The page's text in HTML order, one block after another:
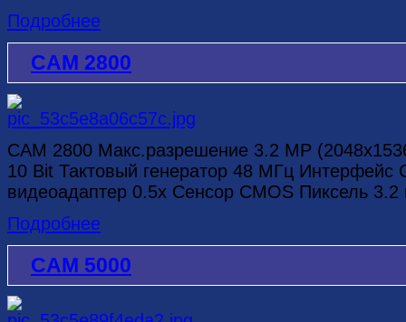
Подробнее
CAM 2800
CAM 2800 Макс.разрешение 3.2 MP
10 Bit Тактовый генератор 48 МГц Интерфейс
видеоадаптер 0.5х Сенсор CMOS Пиксель
Подробнее
CAM 5000